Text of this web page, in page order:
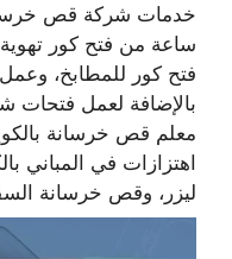
ساعة من فتح كور
فتح كور للمطابخ،
بالإضافة لعمل فتحات
معلم قص خرسانة
اهتزازات في المباني
ليزر، وقص خرسانة